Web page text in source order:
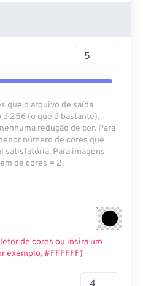
que o arquivo de saída
256 (o que é bastante).
redução de cor. Para
número de cores que
satisfatória. Para imagens
de cores = 2.
de cores ou insira um
exemplo, #FFFFFF)